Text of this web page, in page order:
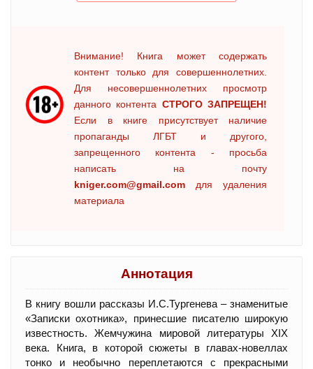
Внимание! Книга может содержать
контент только для совершеннолетних.
Для несовершеннолетних просмотр
данного контента СТРОГО ЗАПРЕЩЕН!
Если в книге присутствует наличие
пропаганды ЛГБТ и другого,
запрещенного контента - просьба
написать на почту
kniger.com@gmail.com для удаления
материала
Аннотация
В книгу вошли рассказы И.С.Тургенева – знаменитые
«Записки охотника», принесшие писателю широкую
известность. Жемчужина мировой литературы XIX
века. Книга, в которой сюжеты в главах-новеллах
тонко и необычно переплетаются с прекрасными